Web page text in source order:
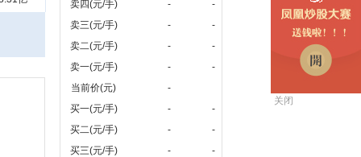
关闭
卖四(元/手) -
-
卖三(元/手)
-
-
卖二(元/手)
-
-
卖一(元/手)
-
-
当前价(元)
-
买一(元/手)
-
-
买二(元/手)
-
-
买三(元/手)
-
-